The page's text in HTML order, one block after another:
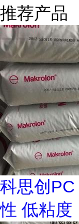
推荐产品
科思创
性 低粘度